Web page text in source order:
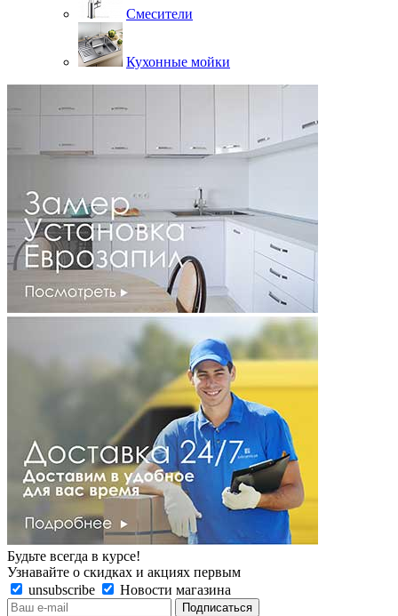
Смесители
Кухонные мойки
Будьте всегда в курсе!
Узнавайте о скидках и акциях первым
unsubscribe
Новости магазина